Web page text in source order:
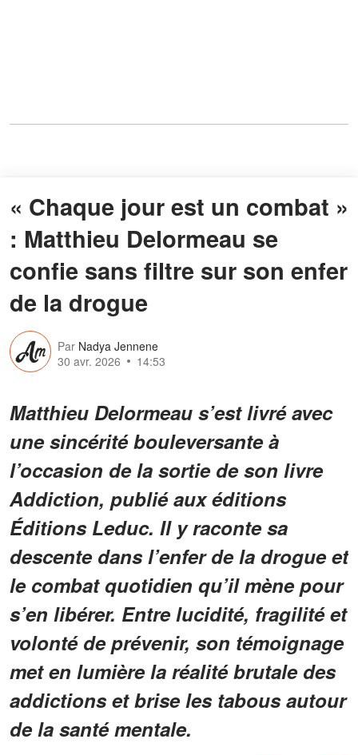
« Chaque jour est un combat »
: Matthieu Delormeau se
confie sans filtre sur son enfer
de la drogue
Par Nadya Jennene
30 avr. 2026
14:53
Matthieu Delormeau s’est livré avec
une sincérité bouleversante à
l’occasion de la sortie de son livre
Addiction, publié aux éditions
Éditions Leduc. Il y raconte sa
descente dans l’enfer de la drogue et
le combat quotidien qu’il mène pour
s’en libérer. Entre lucidité, fragilité et
volonté de prévenir, son témoignage
met en lumière la réalité brutale des
addictions et brise les tabous autour
de la santé mentale.